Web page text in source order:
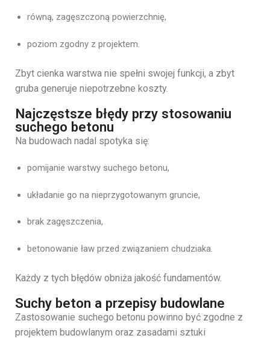
równą, zagęszczoną powierzchnię,
poziom zgodny z projektem.
Zbyt cienka warstwa nie spełni swojej funkcji, a zbyt
gruba generuje niepotrzebne koszty.
Najczęstsze błędy przy stosowaniu
suchego betonu
Na budowach nadal spotyka się:
pomijanie warstwy suchego betonu,
układanie go na nieprzygotowanym gruncie,
brak zagęszczenia,
betonowanie ław przed związaniem chudziaka.
Każdy z tych błędów obniża jakość fundamentów.
Suchy beton a przepisy budowlane
Zastosowanie suchego betonu powinno być zgodne z
projektem budowlanym oraz zasadami sztuki